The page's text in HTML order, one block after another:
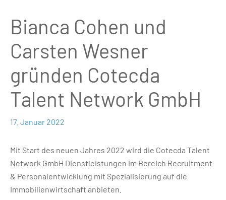
Bianca Cohen und
Carsten Wesner
gründen Cotecda
Talent Network GmbH
17. Januar 2022
Mit Start des neuen Jahres 2022 wird die Cotecda Talent
Network GmbH Dienstleistungen im Bereich Recruitment
& Personalentwicklung mit Spezialisierung auf die
Immobilienwirtschaft anbieten.